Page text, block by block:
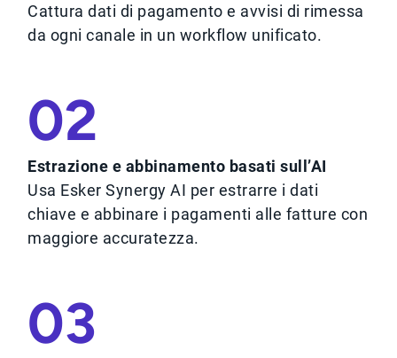
Cattura dati di pagamento e avvisi di rimessa
da ogni canale in un workflow unificato.
02
Estrazione e abbinamento basati sull’AI
Usa Esker Synergy AI per estrarre i dati
chiave e abbinare i pagamenti alle fatture con
maggiore accuratezza.
03